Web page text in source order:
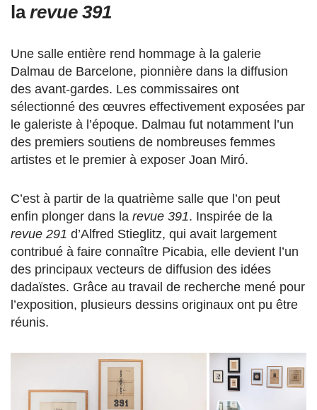
larevue 391
Une salle entière rend hommage à la galerie
Dalmau de Barcelone, pionnière dans la diffusion
des avant-gardes. Les commissaires ont
sélectionné des œuvres effectivement exposées par
le galeriste à l’époque. Dalmau fut notamment l’un
des premiers soutiens de nombreuses femmes
artistes et le premier à exposer Joan Miró.
C’est à partir de la quatrième salle que l’on peut
enfin plonger dans la revue 391. Inspirée de la
revue 291 d’Alfred Stieglitz, qui avait largement
contribué à faire connaître Picabia, elle devient l’un
des principaux vecteurs de diffusion des idées
dadaïstes. Grâce au travail de recherche mené pour
l’exposition, plusieurs dessins originaux ont pu être
réunis.